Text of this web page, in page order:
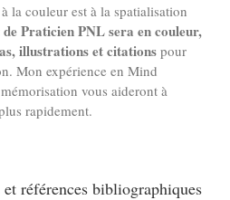
la couleur est à la spatialisation
Praticien PNL sera en couleur,
illustrations et citations pour
Mon expérience en Mind
vous aideront à
rapidement.
références bibliographiques